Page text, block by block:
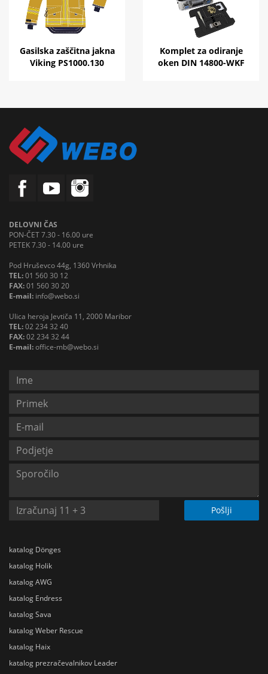
Gasilska zaščitna jakna
Viking PS1000.130
Komplet za odiranje
oken DIN 14800-WKF
DELOVNI ČAS
PON-ČET 7.30 - 16.00 ure
PETEK 7.30 - 14.00 ure
Pod Hruševco 44g, 1360 Vrhnika
TEL:01 560 30 12
FAX:01 560 30 20
E-mail: info@webo.si
Ulica heroja Jevtiča 11, 2000 Maribor
TEL:02 234 32 40
FAX:02 234 32 44
E-mail:office-mb@webo.si
Pošlji
katalog Dönges
katalog Holik
katalog AWG
katalog Endress
katalog Sava
katalog Weber Rescue
katalog Haix
katalog prezračevalnikov Leader